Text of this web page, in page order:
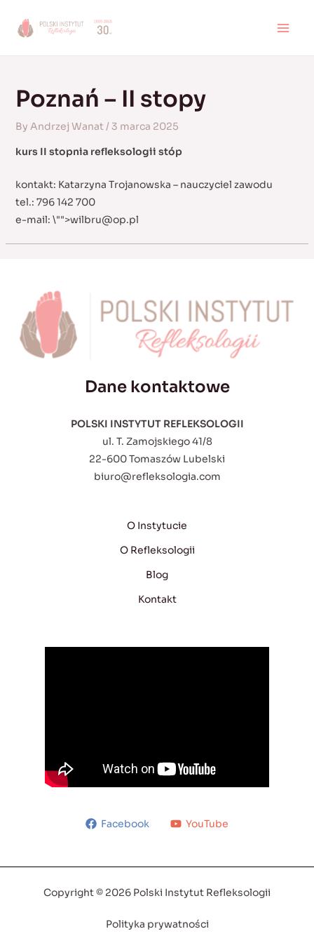
Poznań – II stopy
By Andrzej Wanat/3 marca 2025
kurs II stopnia refleksologii stóp
kontakt: Katarzyna Trojanowska – nauczyciel zawodu
tel.: 796 142 700
e-mail: \"">wilbru@op.pl
Dane kontaktowe
POLSKI INSTYTUT REFLEKSOLOGII
ul. T. Zamojskiego 41/8
22-600 Tomaszów Lubelski
biuro@refleksologia.com
O Instytucie
O Refleksologii
Blog
Kontakt
Facebook YouTube
Copyright © 2026 Polski Instytut Refleksologii
Polityka prywatności